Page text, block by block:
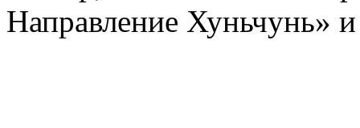
Направление Хуньчунь»